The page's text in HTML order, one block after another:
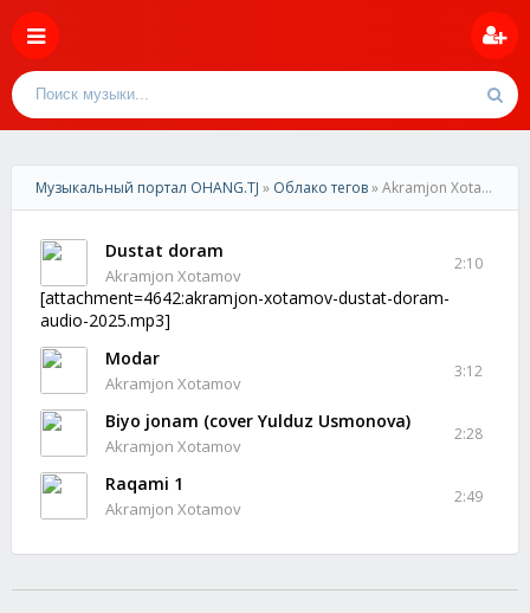
Музыкальный портал OHANG.TJ » Облако тегов» Akramjon Xotamov
Dustat doram
Akramjon Xotamov
2:10
[attachment=4642:akramjon-xotamov-dustat-doram-
audio-2025.mp3]
Modar
Akramjon Xotamov
3:12
Biyo jonam (cover Yulduz Usmonova)
Akramjon Xotamov
2:28
Raqami 1
Akramjon Xotamov
2:49